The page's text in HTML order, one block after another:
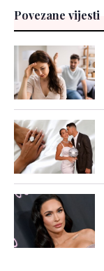
Povezane vijesti